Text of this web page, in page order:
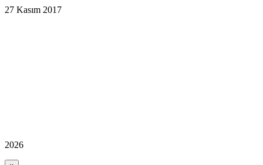
27 Kasım 2017
2026